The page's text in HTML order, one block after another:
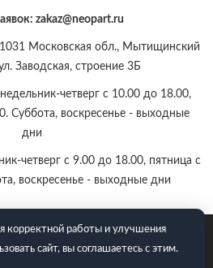
zakaz@neopart.ru
Московская обл., Мытищинский
Заводская, строение 3Б
четверг с 10.00 до 18.00,
Суббота, воскресенье - выходные
дни
четверг с 9.00 до 18.00, пятница с
воскресенье - выходные дни
Телефон:8(495)109-42-
46
корректной работы и улучшения
сайт, вы соглашаетесь с этим.